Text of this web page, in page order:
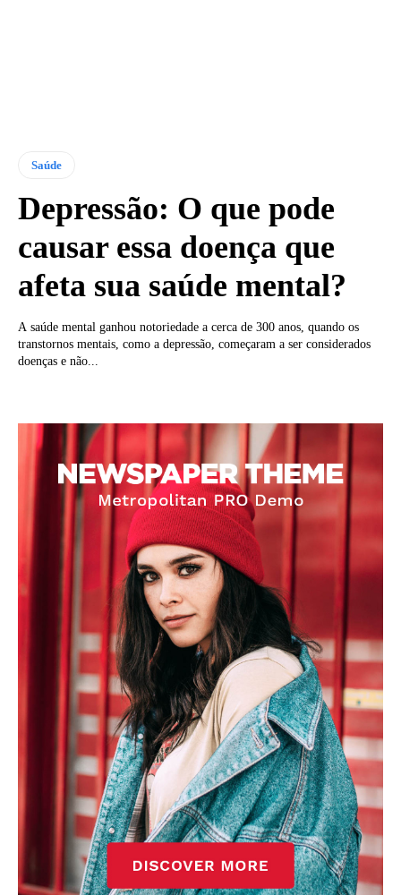
Saúde
Depressão: O que pode
causar essa doença que
afeta sua saúde mental?
A saúde mental ganhou notoriedade a cerca de 300 anos, quando os
transtornos mentais, como a depressão, começaram a ser considerados
doenças e não...